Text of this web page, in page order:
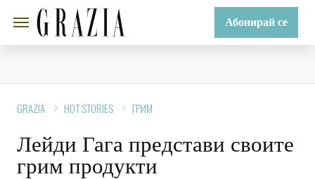
Абонирай се
GRAZIA HOT STORIES ГРИМ
Лейди Гага представи своите
грим продукти